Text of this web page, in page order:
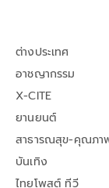
ต่างประเทศ
อาชญากรรม
X-CITE
ยานยนต์
สาธารณสุข-คุณภา
บันเทิง
ไทยโพสต์ ทีวี